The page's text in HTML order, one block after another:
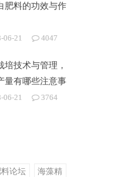
肥料的功效与作
06-21 4047
培技术与管理，
量有哪些注意事
06-21 3764
料论坛 海藻精